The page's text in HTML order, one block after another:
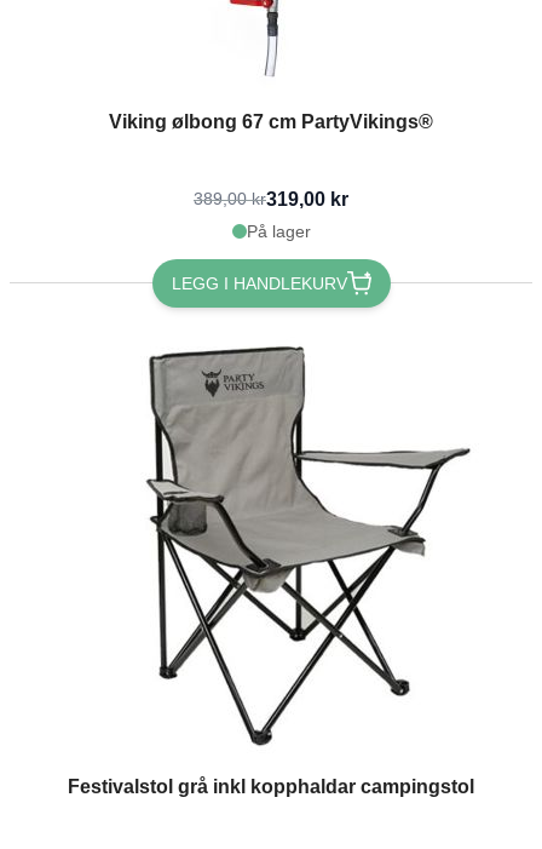
Viking ølbong 67 cm PartyVikings®
389,00 kr319,00 kr
På lager
LEGG I HANDLEKURV
Festivalstol grå inkl kopphaldar campingstol